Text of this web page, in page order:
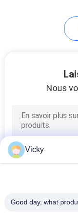
Nous
Vicky
Good day, what